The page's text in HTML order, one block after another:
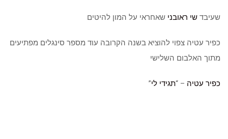
שעיבד שי ראובני שאחראי על המון להיטים
כפיר עטיה צפוי להוציא בשנה הקרובה עוד מספר סינגלים מפתיעים
מתוך האלבום השלישי
כפיר עטיה – “תגידי לי”